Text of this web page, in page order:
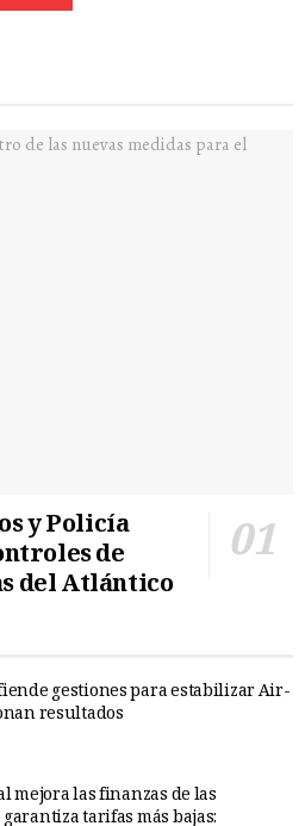
y Policía
de
del Atlántico
gestiones para estabilizar Air-
resultados
mejora las finanzas de las
tarifas más bajas: